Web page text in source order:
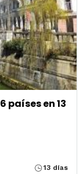
países en 13
13 días